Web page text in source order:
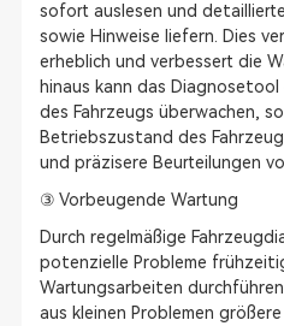
sofort auslesen und
sowie Hinweise liefern. Dies
erheblich und verbessert die
hinaus kann das
des Fahrzeugs überwachen,
Betriebszustand des
und präzisere Beurteilungen
③ Vorbeugende Wartung
Durch regelmäßige
potenzielle Probleme
Wartungsarbeiten
aus kleinen Problemen